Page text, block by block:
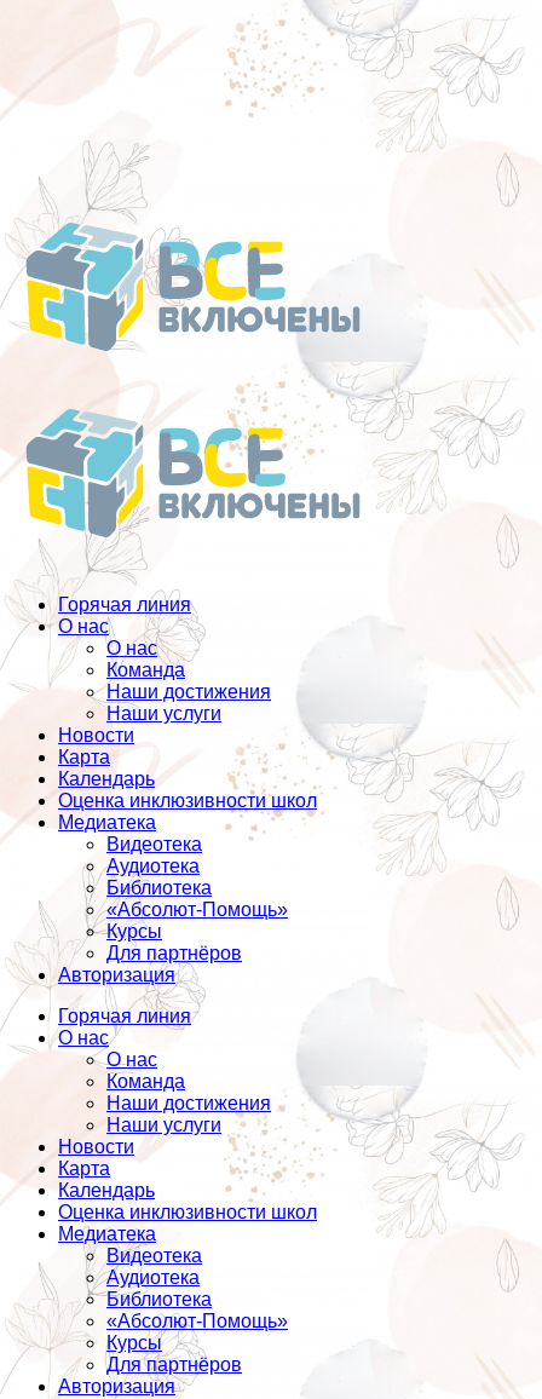
Перейти
к
содержанию
Горячая линия
О нас
О нас
Команда
Наши достижения
Наши услуги
Новости
Карта
Календарь
Оценка инклюзивности школ
Медиатека
Видеотека
Аудиотека
Библиотека
«Абсолют-Помощь»
Курсы
Для партнёров
Авторизация
Горячая линия
О нас
О нас
Команда
Наши достижения
Наши услуги
Новости
Карта
Календарь
Оценка инклюзивности школ
Медиатека
Видеотека
Аудиотека
Библиотека
«Абсолют-Помощь»
Курсы
Для партнёров
Авторизация